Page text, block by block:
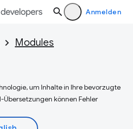
Anmelden
Modules
um Inhalte in Ihre bevorzugte
Übersetzungen können Fehler